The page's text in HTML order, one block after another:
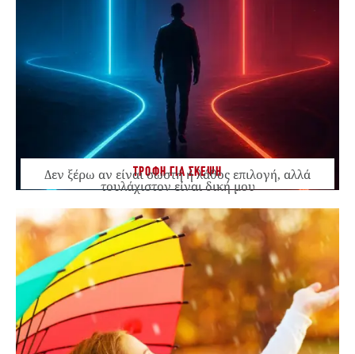
ΤΡΟΦΗ ΓΙΑ ΣΚΕΨΗ
Δεν ξέρω αν είναι σωστή ή λάθος επιλογή, αλλά
τουλάχιστον είναι δική μου